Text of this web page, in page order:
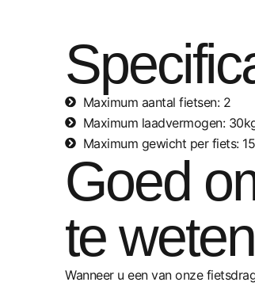
Maximum aantal fietsen: 2
Maximum laadvermogen:
Maximum gewicht per fiets:
Goed
te weten
Wanneer u een van onze